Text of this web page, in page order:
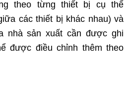
theo từng thiết bị cụ thể
các thiết bị khác nhau) và
nhà sản xuất cần được ghi
được điều chỉnh thêm theo